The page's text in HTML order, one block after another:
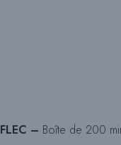
FLEC – Boîte de 200